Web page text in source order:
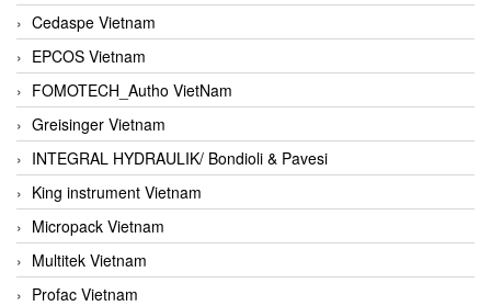
Cedaspe Vietnam
EPCOS Vietnam
FOMOTECH_Autho VietNam
Greisinger Vietnam
INTEGRAL HYDRAULIK/ Bondioli & Pavesi
King instrument Vietnam
Micropack Vietnam
Multitek Vietnam
Profac Vietnam